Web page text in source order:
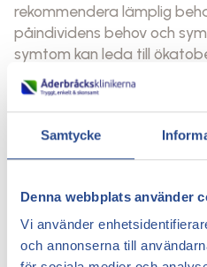
Samtycke
Denna webbplats använder
Vi använder
och annonserna till
rekommendera lämplig
påindividens behov och
symtom kan leda till
hälsan på lång sikt.
åderbråck
användning av
för attapplicera tryck på